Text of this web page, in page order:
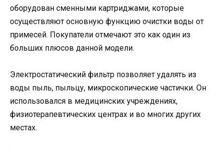
оборудован сменными картриджами, которые
осуществляют основную функцию очистки воды от
примесей. Покупатели отмечают это как один из
больших плюсов данной модели.
Электростатический фильтр позволяет удалять из
воды пыль, пыльцу, микроскопические частички. Он
использовался в медицинских учреждениях,
физиотерапевтических центрах и во многих других
местах.